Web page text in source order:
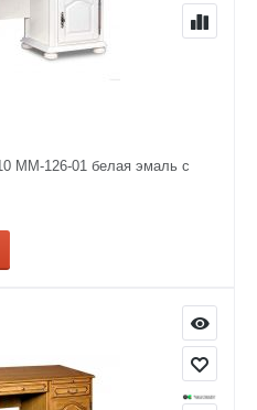
ММ-126-01 белая эмаль с